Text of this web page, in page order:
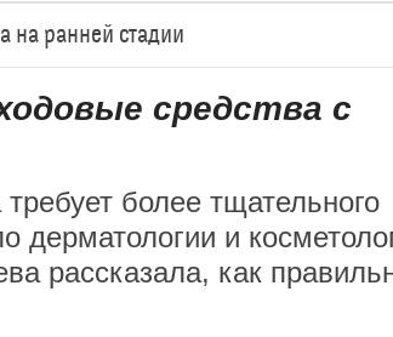
на ранней стадии
средства с
более тщательного
дерматологии и
рассказала, как